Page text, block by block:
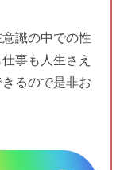
識の中での性
事も人生さえ
るので是非お